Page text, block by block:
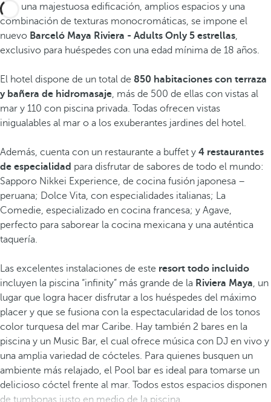
Con una majestuosa edificación, amplios espacios y una
combinación de texturas monocromáticas, se impone el
nuevo Barceló Maya Riviera - Adults Only 5 estrellas
exclusivo para huéspedes con una edad mínima de 18 años.
El hotel dispone de un total de 850 habitaciones con terraza
y bañera de hidromasaje , más de 500 de ellas con vistas al
mar y 110 con piscina privada. Todas ofrecen vistas
inigualables al mar o a los exuberantes jardines del hotel.
Además, cuenta con un restaurante a buffet y 4 restaurantes
de especialidad para disfrutar de sabores de todo el mundo:
Sapporo Nikkei Experience, de cocina fusión japonesa –
peruana; Dolce Vita, con especialidades italianas; La
Comedie, especializado en cocina francesa; y Agave,
perfecto para saborear la cocina mexicana y una auténtica
taquería.
Las excelentes instalaciones de este resort todo incluido
incluyen la piscina “infinity” más grande de la Riviera Maya , un
lugar que logra hacer disfrutar a los huéspedes del máximo
placer y que se fusiona con la espectacularidad de los tonos
color turquesa del mar Caribe. Hay también 2 bares en la
piscina y un Music Bar, el cual ofrece música con DJ en vivo y
una amplia variedad de cócteles. Para quienes busquen un
ambiente más relajado, el Pool bar es ideal para tomarse un
delicioso cóctel frente al mar. Todos estos espacios disponen
de tumbonas justo en medio de la piscina.